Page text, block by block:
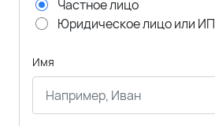
Частное лицо
Юридическое лицо или ИП
Имя